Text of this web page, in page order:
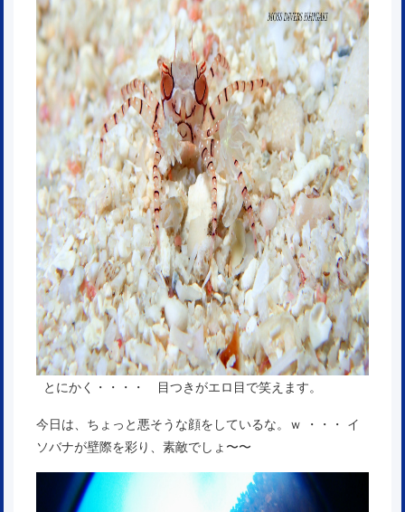
とにかく・・・・ 目つきがエロ目で笑えます。
今日は、ちょっと悪そうな顔をしているな。ｗ ・・・ イ
ソバナが壁際を彩り、素敵でしょ〜〜